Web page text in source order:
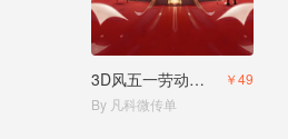
3D风五一劳动节宣传
￥49
By 凡科微传单